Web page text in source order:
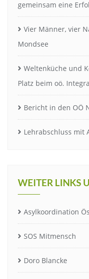
gemeinsam eine
Vier Männer, vier
Mondsee
Weltenküche und
Platz beim oö.
Bericht in den OÖ
Lehrabschluss mit
WEITER LINKS
Asylkoordination
SOS Mitmensch
Doro Blancke